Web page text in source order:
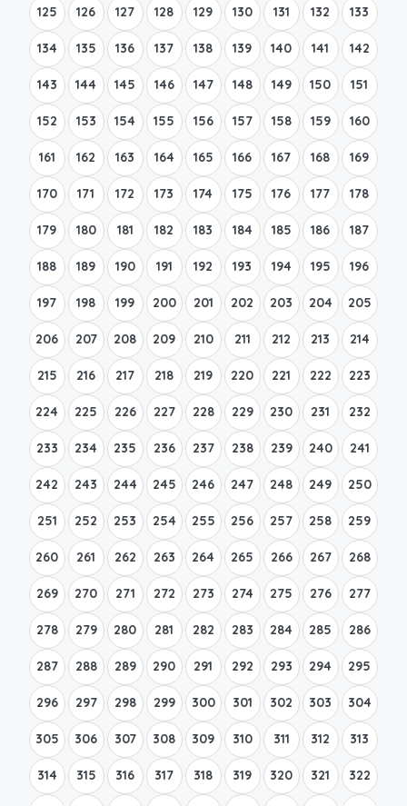
125 126 127 128 129 130 131 132 133
134 135 136 137 138 139 140 141 142
143 144 145 146 147 148 149 150 151
152 153 154 155 156 157 158 159 160
161 162 163 164 165 166 167 168 169
170 171 172 173 174 175 176 177 178
179 180 181 182 183 184 185 186 187
188 189 190 191 192 193 194 195 196
197 198 199 200 201 202 203 204 205
206 207 208 209 210 211 212 213 214
215 216 217 218 219 220 221 222 223
224 225 226 227 228 229 230 231 232
233 234 235 236 237 238 239 240 241
242 243 244 245 246 247 248 249 250
251 252 253 254 255 256 257 258 259
260 261 262 263 264 265 266 267 268
269 270 271 272 273 274 275 276 277
278 279 280 281 282 283 284 285 286
287 288 289 290 291 292 293 294 295
296 297 298 299 300 301 302 303 304
305 306 307 308 309 310 311 312 313
314 315 316 317 318 319 320 321 322